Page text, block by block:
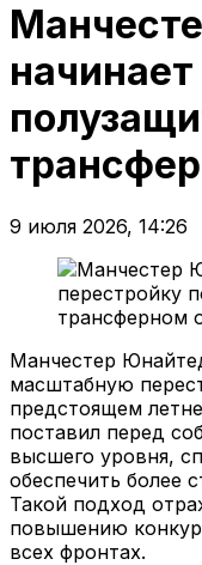
9 июля 2026, 14:26
Манчестер
масштабную
предстоящем
поставил перед
высшего уровня,
обеспечить более
Такой подход
повышению
всех фронтах.